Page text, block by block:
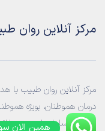
مرکز آنلاین روان
مرکز آنلاین روان طبیب با
درمان هموطنان، بویژه
راه‌اندازی سامانه‌ ای جهت
همین الان